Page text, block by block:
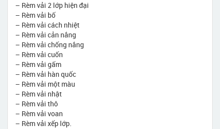
– Rèm vải 2 lớp hiện đại
– Rèm vải bố
– Rèm vải cách nhiệt
– Rèm vải cản nắng
– Rèm vải chống nắng
– Rèm vải cuốn
– Rèm vải gấm
– Rèm vải hàn quốc
– Rèm vải một màu
– Rèm vải nhật
– Rèm vải thô
– Rèm vải voan
– Rèm vải xếp lớp.